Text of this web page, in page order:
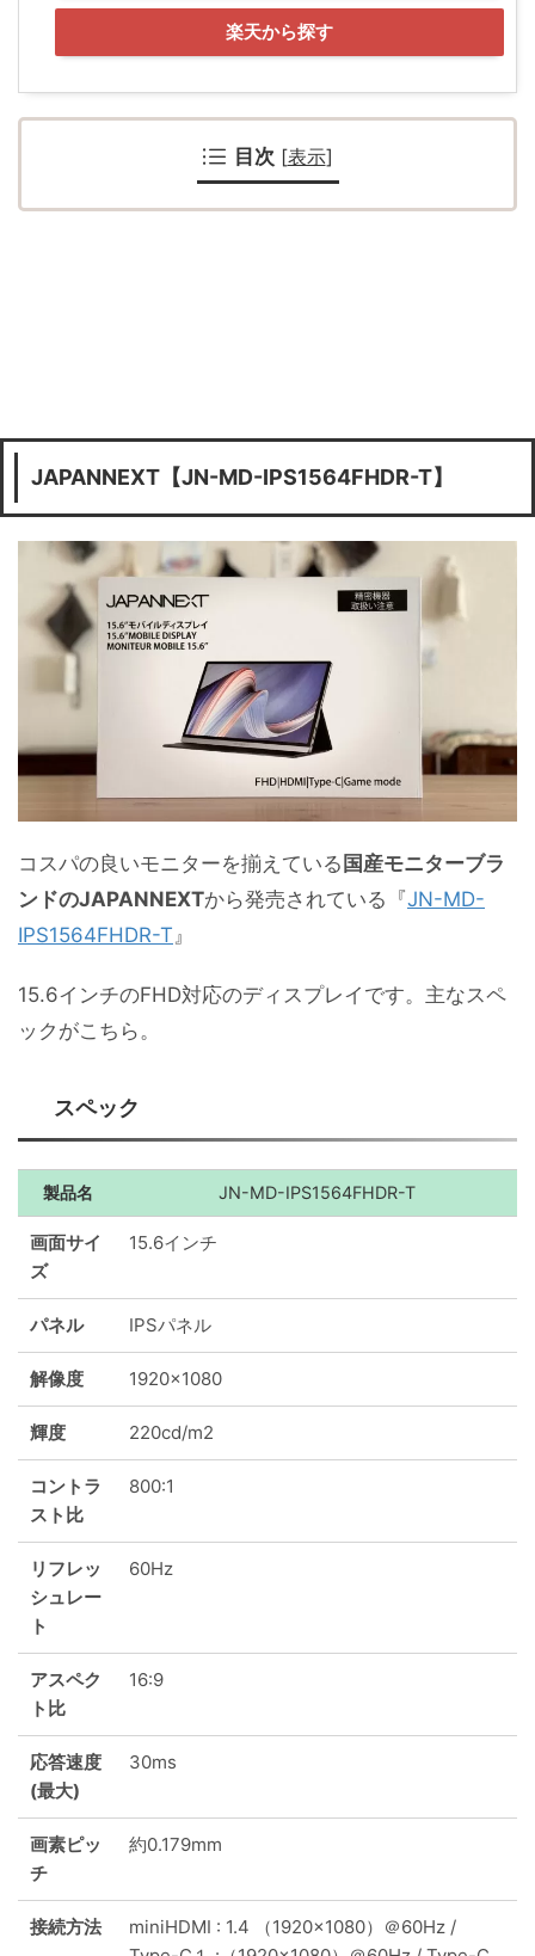
楽天から探す
目次 [表示]
JAPANNEXT【JN-MD-IPS1564FHDR-T】
コスパの良いモニターを揃えている 国産モニターブラ
ンドのJAPANNEXTから発売されている『JN-MD-
IPS1564FHDR-T 』
15.6インチのFHD対応のディスプレイです。主なスペ
ックがこちら。
スペック
製品名 JN-MD-IPS1564FHDR-T
画面サイ
ズ
15.6インチ
パネル IPSパネル
解像度 1920x1080
輝度 220cd/m2
コントラ
スト比
800:1
リフレッ
シュレー
ト
60Hz
アスペク
ト比
16:9
応答速度
(最大)
30ms
画素ピッ
チ
約0.179mm
接続方法
miniHDMI : 1.4 （1920x1080）＠60Hz /